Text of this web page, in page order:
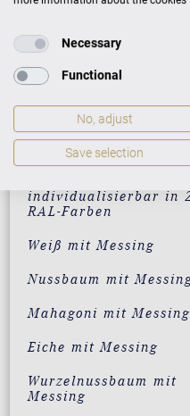
AUSFÜHRUNG
Schwarz mit Messing
individualisierbar in
RAL-Farben
Weiß mit Messing
Nussbaum mit
Mahagoni mit Messing
Eiche mit Messing
Wurzelnussbaum mit
Messing
Necessary
Functional
No, adjust
Save selection